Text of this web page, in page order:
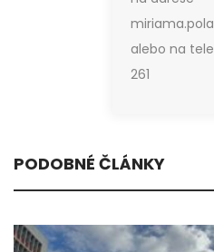
alebo na
261
PODOBNÉ ČLÁNKY